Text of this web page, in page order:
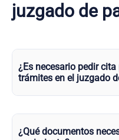
juzgado de
¿Es necesario pedir
trámites en el juzgado
¿Qué documentos